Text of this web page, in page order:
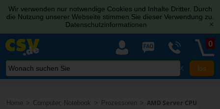
Wir verwenden nur notwendige Cookies und Inhalte Dritter. Durch
die Nutzung unserer Webseite stimmen Sie dieser Verwendung zu.
Datenschutzinformationen
[x]
X
0
Home Computer, Notebook Prozessoren AMD Server CPU